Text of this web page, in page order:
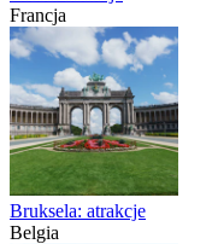
Francja
Bruksela: atrakcje
Belgia